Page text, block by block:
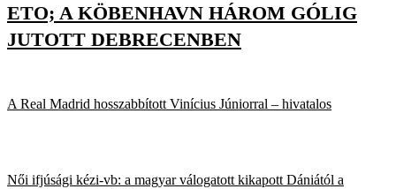
ETO; A KÖBENHAVN HÁROM GÓLIG
JUTOTT DEBRECENBEN
A Real Madrid hosszabbított Vinícius Júniorral – hivatalos
Női ifjúsági kézi-vb: a magyar válogatott kikapott Dániától a